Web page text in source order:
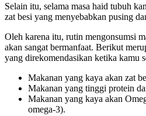
Selain itu, selama masa haid tubuh
zat besi yang menyebabkan pusing
Oleh karena itu, rutin mengonsumsi
akan sangat bermanfaat. Berikut
yang direkomendasikan ketika kamu
Makanan yang kaya akan zat
Makanan yang tinggi protein
Makanan yang kaya akan
omega-3).